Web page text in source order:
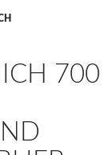
ICH 700